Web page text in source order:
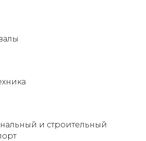
и строительный